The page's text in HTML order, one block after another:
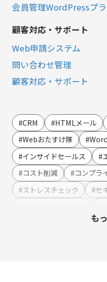
会員管理WordPressプ
顧客対応・サポート
Web申請システム
問い合わせ管理
顧客対応・サポート
LINE連携
SMS連携
Webイベント（ウェビ
アンケート作成
セミナー・イベント管理
マーケティング運営支援
#CRM #HTMLメール
#Webおたすけ隊
#インサイドセールス
#
#コスト削減
#コンプラ
#ストレスチェック
#セ
#メー
も